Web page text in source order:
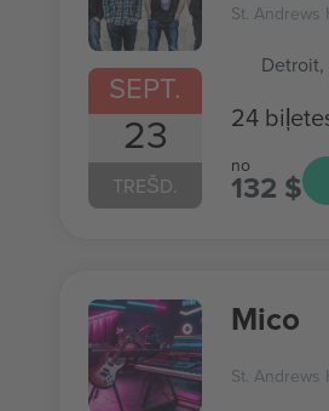
SEPT.
23
TREŠD.
St. Andrews
Detroit,
24
no
132 $
Mico
St. Andrews